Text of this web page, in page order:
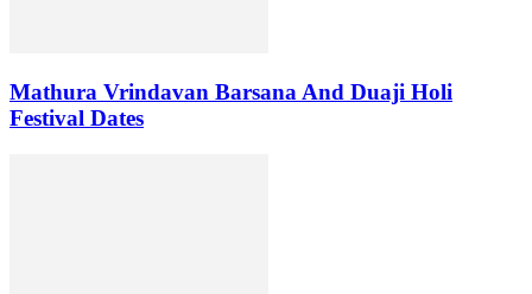
Mathura Vrindavan Barsana And Duaji Holi
Festival Dates